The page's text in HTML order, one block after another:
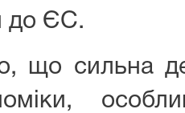
до ЄС.
що сильна